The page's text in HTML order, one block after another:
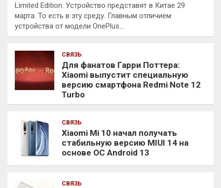
Limited Edition. Устройство представят в Китае 29
марта. То есть в эту среду. Главным отличием
устройства от модели OnePlus…
СВЯЗЬ
Для фанатов Гарри Поттера:
Xiaomi выпустит специальную
версию смартфона Redmi Note 12
Turbo
СВЯЗЬ
Xiaomi Mi 10 начал получать
стабильную версию MIUI 14 на
основе ОС Android 13
СВЯЗЬ